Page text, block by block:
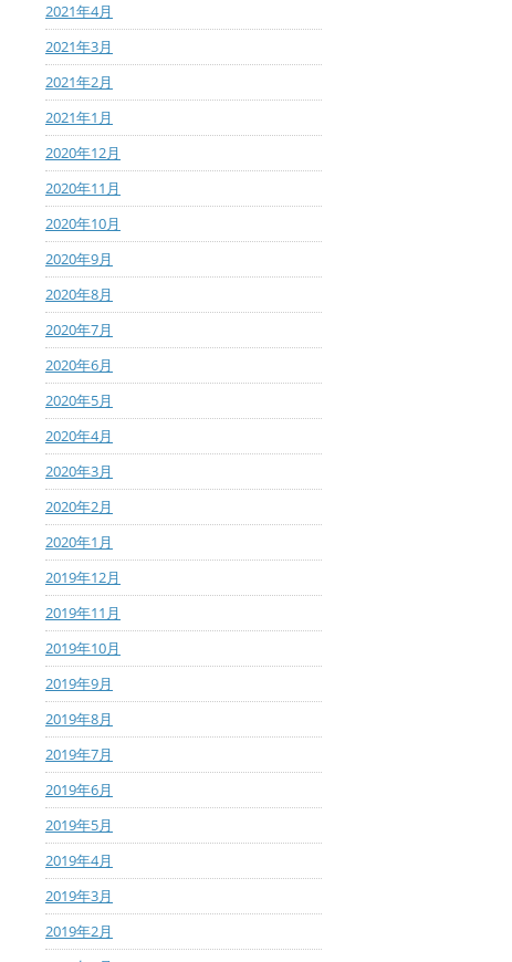
2021年4月
2021年3月
2021年2月
2021年1月
2020年12月
2020年11月
2020年10月
2020年9月
2020年8月
2020年7月
2020年6月
2020年5月
2020年4月
2020年3月
2020年2月
2020年1月
2019年12月
2019年11月
2019年10月
2019年9月
2019年8月
2019年7月
2019年6月
2019年5月
2019年4月
2019年3月
2019年2月